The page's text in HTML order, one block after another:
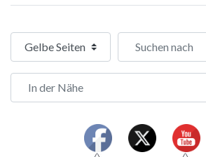
Suchtyp auswählen Suchen nach
In der Nähe